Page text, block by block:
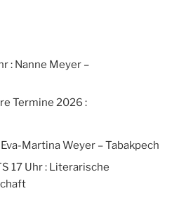
: Nanne Meyer –
Termine 2026 :
Martina Weyer – Tabakpech
17 Uhr : Literarische